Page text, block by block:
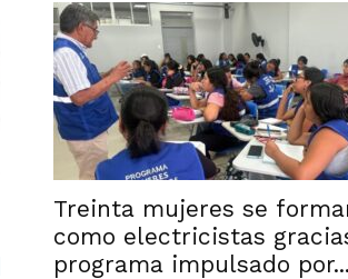
Treinta mujeres se
como electricistas
programa impulsado por...